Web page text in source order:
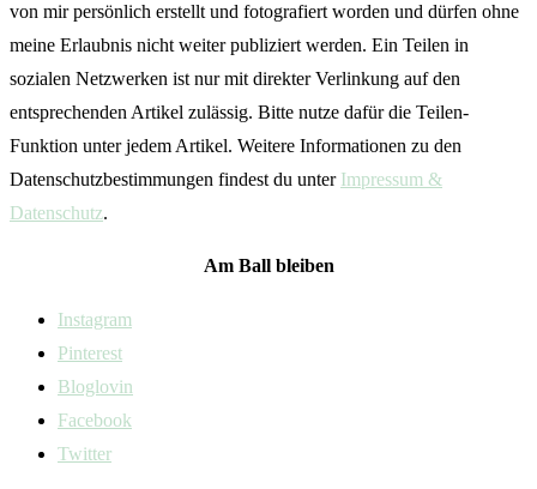
von mir persönlich erstellt und fotografiert worden und dürfen ohne
meine Erlaubnis nicht weiter publiziert werden. Ein Teilen in
sozialen Netzwerken ist nur mit direkter Verlinkung auf den
entsprechenden Artikel zulässig. Bitte nutze dafür die Teilen-
Funktion unter jedem Artikel. Weitere Informationen zu den
Datenschutzbestimmungen findest du unter Impressum &
Datenschutz.
Am Ball bleiben
Instagram
Pinterest
Bloglovin
Facebook
Twitter